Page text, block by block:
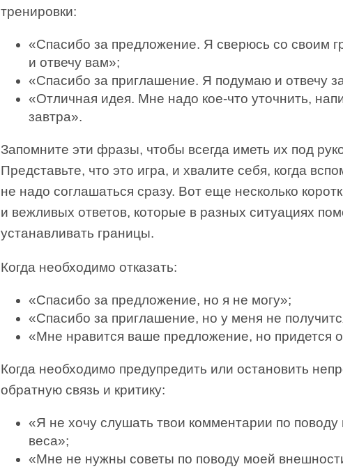
тренировки:
«Спасибо за предложение. Я сверюсь со своим
и отвечу вам»;
«Спасибо за приглашение. Я подумаю и отвечу
«Отличная идея. Мне надо кое-что уточнить,
завтра».
Запомните эти фразы, чтобы всегда иметь их под
Представьте, что это игра, и хвалите себя, когда
не надо соглашаться сразу. Вот еще несколько
и вежливых ответов, которые в разных ситуациях
устанавливать границы.
Когда необходимо отказать:
«Спасибо за предложение, но я не могу»;
«Спасибо за приглашение, но у меня не
«Мне нравится ваше предложение, но придется
Когда необходимо предупредить или остановить
обратную связь и критику:
«Я не хочу слушать твои комментарии по поводу
веса»;
«Мне не нужны советы по поводу моей